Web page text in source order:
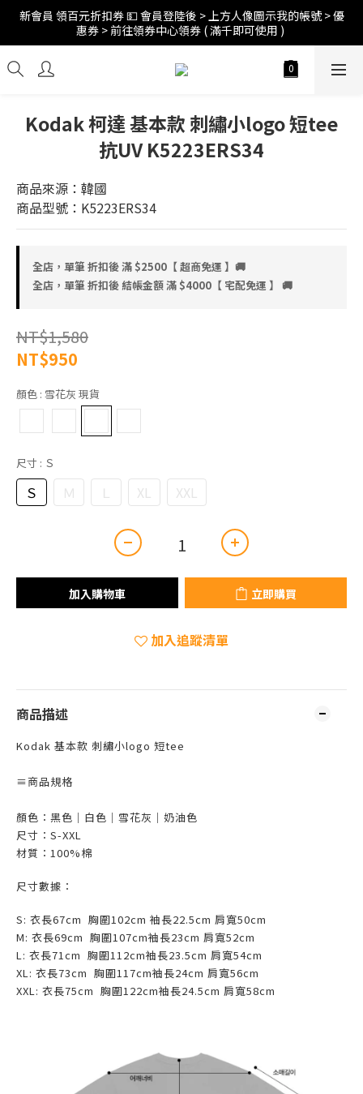
訂單折扣後滿$2500超商免運;$4000宅配免運 🚚
惠券 > 前往領券中心領券 ( 滿千即可使用 )
Kodak 柯達 基本款 刺繡小logo 短tee
抗UV K5223ERS34
商品來源：韓國
商品型號：K5223ERS34
全店，單筆 折扣後 滿 $2500【 超商免運 】🚚
全店，單筆 折扣後 結帳金額 滿 $4000【 宅配免運 】 🚚
NT$1,580
NT$950
顏色 : 雪花灰 現貨
尺寸 : Ｓ
Ｓ Ｍ Ｌ XL XXL
加入購物車 立即購買
加入追蹤清單
商品描述
Kodak 基本款 刺繡小logo 短tee
≡商品規格
顏色：黑色｜白色｜雪花灰｜奶油色
尺寸：S-XXL
材質：100%棉
尺寸數據：
S: 衣長67cm 胸圍102cm 袖長22.5cm 肩寬50cm
M: 衣長69cm 胸圍107cm袖長23cm 肩寬52cm
L: 衣長71cm 胸圍112cm袖長23.5cm 肩寬54cm
XL: 衣長73cm 胸圍117cm袖長24cm 肩寬56cm
XXL: 衣長75cm 胸圍122cm袖長24.5cm 肩寬58cm